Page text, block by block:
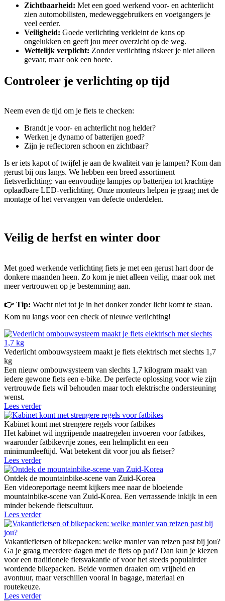
Zichtbaarheid: Met een goed werkend voor- en achterlicht
zien automobilisten, medeweggebruikers en voetgangers je
veel eerder.
Veiligheid: Goede verlichting verkleint de kans op
ongelukken en geeft jou meer overzicht op de weg.
Wettelijk verplicht: Zonder verlichting riskeer je niet alleen
gevaar, maar ook een boete.
Controleer je verlichting op tijd
Neem even de tijd om je fiets te checken:
Brandt je voor- en achterlicht nog helder?
Werken je dynamo of batterijen goed?
Zijn je reflectoren schoon en zichtbaar?
Is er iets kapot of twijfel je aan de kwaliteit van je lampen? Kom dan
gerust bij ons langs. We hebben een breed assortiment
fietsverlichting: van eenvoudige lampjes op batterijen tot krachtige
oplaadbare LED-verlichting. Onze monteurs helpen je graag met de
montage of het vervangen van defecte onderdelen.
Veilig de herfst en winter door
Met goed werkende verlichting fiets je met een gerust hart door de
donkere maanden heen. Zo kom je niet alleen veilig, maar ook met
meer vertrouwen op je bestemming aan.
👉 Tip: Wacht niet tot je in het donker zonder licht komt te staan.
Kom nu langs voor een check of nieuwe verlichting!
Vederlicht ombouwsysteem maakt je fiets elektrisch met slechts 1,7
kg
Een nieuw ombouwsysteem van slechts 1,7 kilogram maakt van
iedere gewone fiets een e-bike. De perfecte oplossing voor wie zijn
vertrouwde fiets wil behouden maar toch elektrische ondersteuning
wenst.
Lees verder
Kabinet komt met strengere regels voor fatbikes
Het kabinet wil ingrijpende maatregelen invoeren voor fatbikes,
waaronder fatbikevrije zones, een helmplicht en een
minimumleeftijd. Wat betekent dit voor jou als fietser?
Lees verder
Ontdek de mountainbike-scene van Zuid-Korea
Een videoreportage neemt kijkers mee naar de bloeiende
mountainbike-scene van Zuid-Korea. Een verrassende inkijk in een
minder bekende fietscultuur.
Lees verder
Vakantiefietsen of bikepacken: welke manier van reizen past bij jou?
Ga je graag meerdere dagen met de fiets op pad? Dan kun je kiezen
voor een traditionele fietsvakantie of voor het steeds populairder
wordende bikepacken. Beide vormen draaien om vrijheid en
avontuur, maar verschillen vooral in bagage, materiaal en
routekeuze.
Lees verder